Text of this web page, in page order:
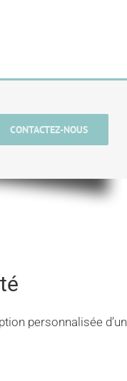
CONTACTEZ-NOUS
personnalisée d’un